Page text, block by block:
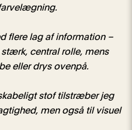
flere lag af information –
central rolle, mens
eller drys ovenpå.
stof tilstræber jeg
men også til visuel